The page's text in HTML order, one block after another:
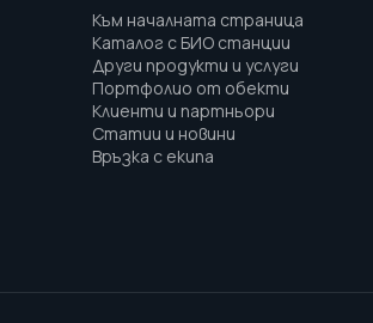
Към началната страница
Каталог с БИО станции
Други продукти и услуги
Портфолио от обекти
Клиенти и партньори
Статии и новини
Връзка с екипа